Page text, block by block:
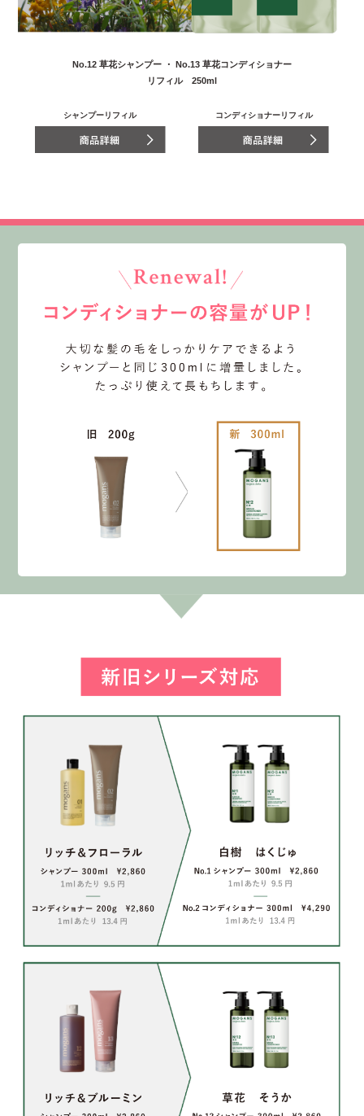
No.12 草花シャンプー ・ No.13 草花コンディショナー
リフィル 250ml
シャンプーリフィル コンディショナーリフィル